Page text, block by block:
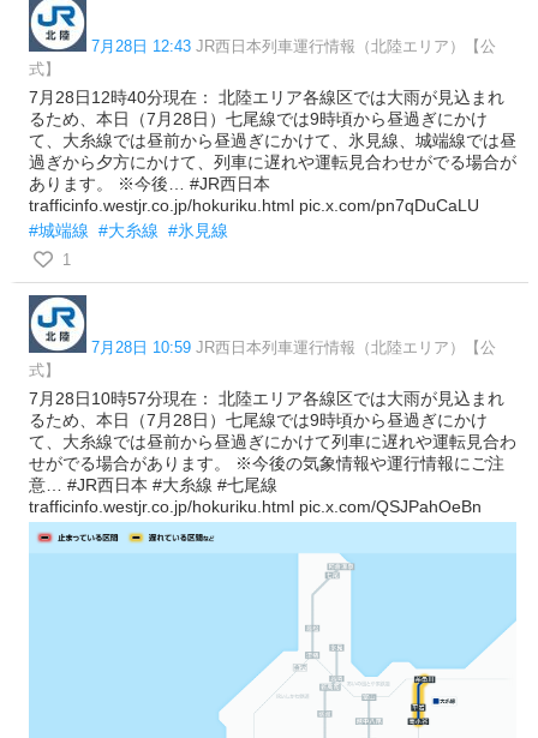
7月28日 12:43 JR西日本列車運行情報（北陸エリア）【公
式】
7月28日12時40分現在： 北陸エリア各線区では大雨が見込まれ
るため、本日（7月28日）七尾線では9時頃から昼過ぎにかけ
て、大糸線では昼前から昼過ぎにかけて、氷見線、城端線では昼
過ぎから夕方にかけて、列車に遅れや運転見合わせがでる場合が
あります。 ※今後… #JR西日本
trafficinfo.westjr.co.jp/hokuriku.html pic.x.com/pn7qDuCaLU
#城端線 #大糸線 #氷見線
1
7月28日 10:59 JR西日本列車運行情報（北陸エリア）【公
式】
7月28日10時57分現在： 北陸エリア各線区では大雨が見込まれ
るため、本日（7月28日）七尾線では9時頃から昼過ぎにかけ
て、大糸線では昼前から昼過ぎにかけて列車に遅れや運転見合わ
せがでる場合があります。 ※今後の気象情報や運行情報にご注
意… #JR西日本 #大糸線 #七尾線
trafficinfo.westjr.co.jp/hokuriku.html pic.x.com/QSJPahOeBn